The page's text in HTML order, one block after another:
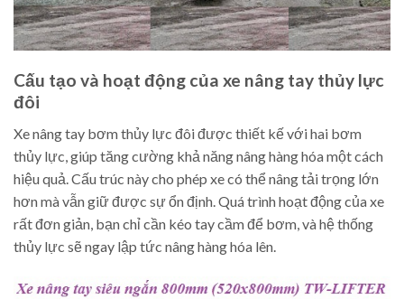
Cấu tạo và hoạt động của xe nâng tay thủy lực
đôi
Xe nâng tay bơm thủy lực đôi được thiết kế với hai bơm
thủy lực, giúp tăng cường khả năng nâng hàng hóa một cách
hiệu quả. Cấu trúc này cho phép xe có thể nâng tải trọng lớn
hơn mà vẫn giữ được sự ổn định. Quá trình hoạt động của xe
rất đơn giản, bạn chỉ cần kéo tay cầm để bơm, và hệ thống
thủy lực sẽ ngay lập tức nâng hàng hóa lên.